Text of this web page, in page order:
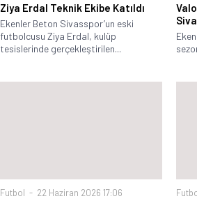
Ziya Erdal Teknik Ekibe Katıldı
Ekenler Beton Sivasspor’un eski
futbolcusu Ziya Erdal, kulüp
tesislerinde gerçekleştirilen...
Futbol 22 Haziran 2026 17:06